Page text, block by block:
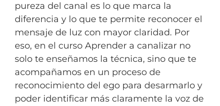
pureza del canal es lo que marca la
diferencia y lo que te permite reconocer el
mensaje de luz con mayor claridad. Por
eso, en el curso Aprender a canalizar no
solo te enseñamos la técnica, sino que te
acompañamos en un proceso de
reconocimiento del ego para desarmarlo y
poder identificar más claramente la voz de